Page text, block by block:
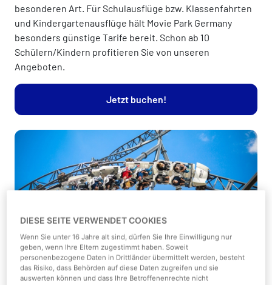
besonderen Art. Für Schulausflüge bzw. Klassenfahrten
und Kindergartenausflüge hält Movie Park Germany
besonders günstige Tarife bereit. Schon ab 10
Schülern/Kindern profitieren Sie von unseren
Angeboten.
Jetzt buchen!
Anzahl
Schulgruppen
2026
Schulgruppen
2026
DIESE SEITE VERWENDET COOKIES
Wenn Sie unter 16 Jahre alt sind, dürfen Sie Ihre Einwilligung nur
geben, wenn Ihre Eltern zugestimmt haben. Soweit
personenbezogene Daten in Drittländer übermittelt werden, besteht
das Risiko, dass Behörden auf diese Daten zugreifen und sie
auswerten können und dass Ihre Betroffenenrechte nicht